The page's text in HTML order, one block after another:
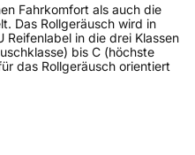
Fahrkomfort als auch die
Das Rollgeräusch wird in
Reifenlabel in die drei Klassen
bis C (höchste
das Rollgeräusch orientiert